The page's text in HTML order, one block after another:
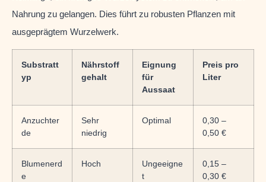
Nahrung zu gelangen. Dies führt zu robusten Pflanzen mit
ausgeprägtem Wurzelwerk.
Substratt
yp
Nährstoff
gehalt
Eignung
für
Aussaat
Preis pro
Liter
Anzuchter
de
Sehr
niedrig
Optimal
0,30 –
0,50 €
Blumenerd
e
Hoch
Ungeeigne
t
0,15 –
0,30 €